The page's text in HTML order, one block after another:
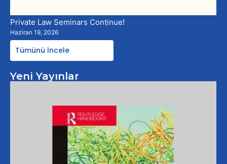
Private Law Seminars Continue!
Haziran 19, 2026
Tümünü İncele
Yeni Yayınlar